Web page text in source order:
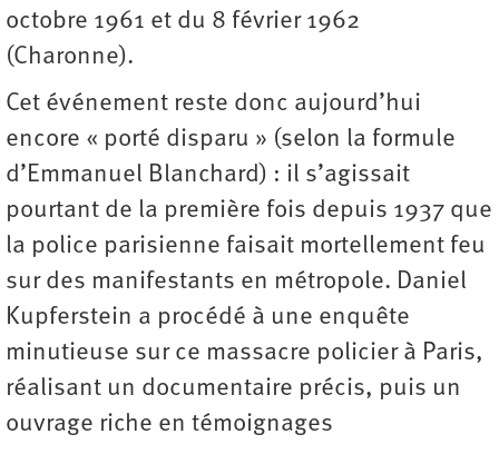
octobre 1961 et du 8 février 1962
(Charonne).
Cet événement reste donc aujourd’hui
encore « porté disparu » (selon la formule
d’Emmanuel Blanchard) : il s’agissait
pourtant de la première fois depuis 1937 que
la police parisienne faisait mortellement feu
sur des manifestants en métropole. Daniel
Kupferstein a procédé à une enquête
minutieuse sur ce massacre policier à Paris,
réalisant un documentaire précis, puis un
ouvrage riche en témoignages